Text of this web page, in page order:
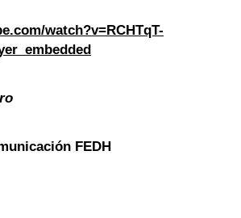
watch?v=RCHTqT-
FEDH